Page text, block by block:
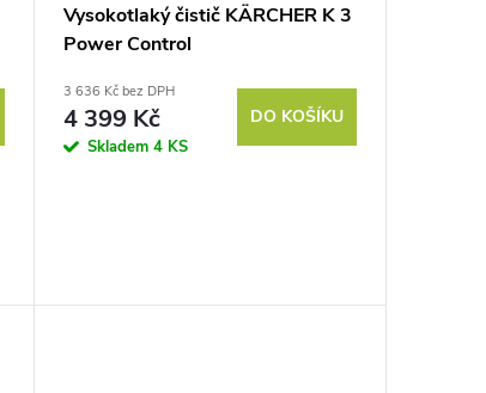
Vysokotlaký čistič KÄRCHER K 3
Power Control
3 636 Kč bez DPH
4 399 Kč
Skladem 4 KS
DO KOŠÍKU